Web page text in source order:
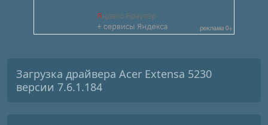
Загрузка драйвера Acer Extensa 5230
версии 7.6.1.184